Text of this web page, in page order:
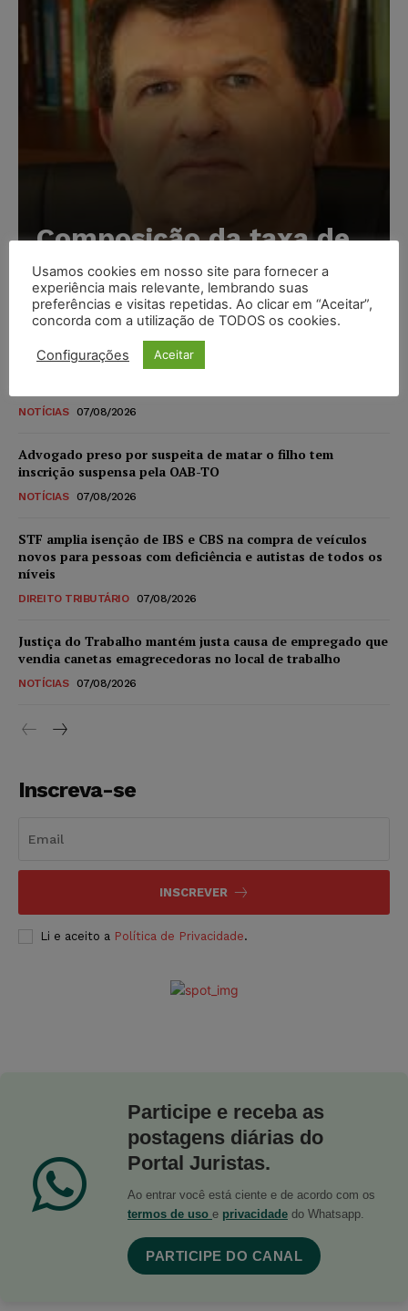
Composição da taxa de
juros
Carlos Henrique Abrão - 07/08/2026
Meta é alvo de denúncia após anúncios com conteúdo
sexual infantil gerado por IA circularem em suas
NOTÍCIAS 07/08/2026
Advogado preso por suspeita de matar o filho tem
inscrição suspensa pela OAB-TO
NOTÍCIAS 07/08/2026
STF amplia isenção de IBS e CBS na compra de veículos
novos para pessoas com deficiência e autistas de todos os
níveis
DIREITO TRIBUTÁRIO 07/08/2026
Justiça do Trabalho mantém justa causa de empregado que
vendia canetas emagrecedoras no local de trabalho
NOTÍCIAS 07/08/2026
Inscreva-se
INSCREVER
Li e aceito a Política de Privacidade.
Participe e receba as
postagens diárias do
Portal Juristas.
Ao entrar você está ciente e de acordo com os
termos de uso e privacidade do Whatsapp.
PARTICIPE DO CANAL
Usamos cookies em nosso site para fornecer a
experiência mais relevante, lembrando suas
preferências e visitas repetidas. Ao clicar em “Aceitar”,
concorda com a utilização de TODOS os cookies.
Configurações Aceitar